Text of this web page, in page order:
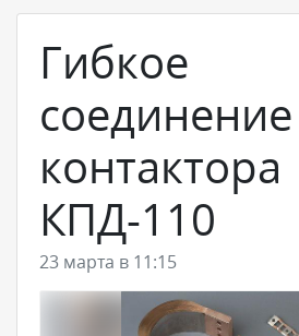
Гибкое
соединение
контактора
КПД-110
23 марта в 11:15